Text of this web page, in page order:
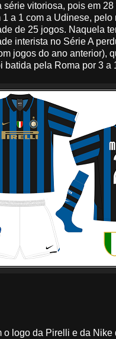
série vitoriosa, pois em
1 a 1 com a Udinese, pelo
de 25 jogos. Naquela
interista no Série A
jogos do ano anterior),
batida pela Roma por 3 a
o logo da Pirelli e da Nike